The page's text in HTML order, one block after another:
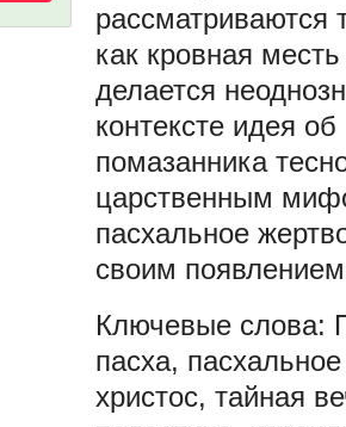
рассматриваются
как кровная
делается
контексте идея
помазанника
царственным
пасхальное
своим
пасха,
христос, тайная